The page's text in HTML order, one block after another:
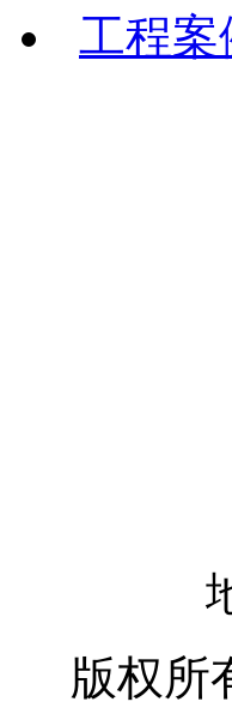
工程案
版权